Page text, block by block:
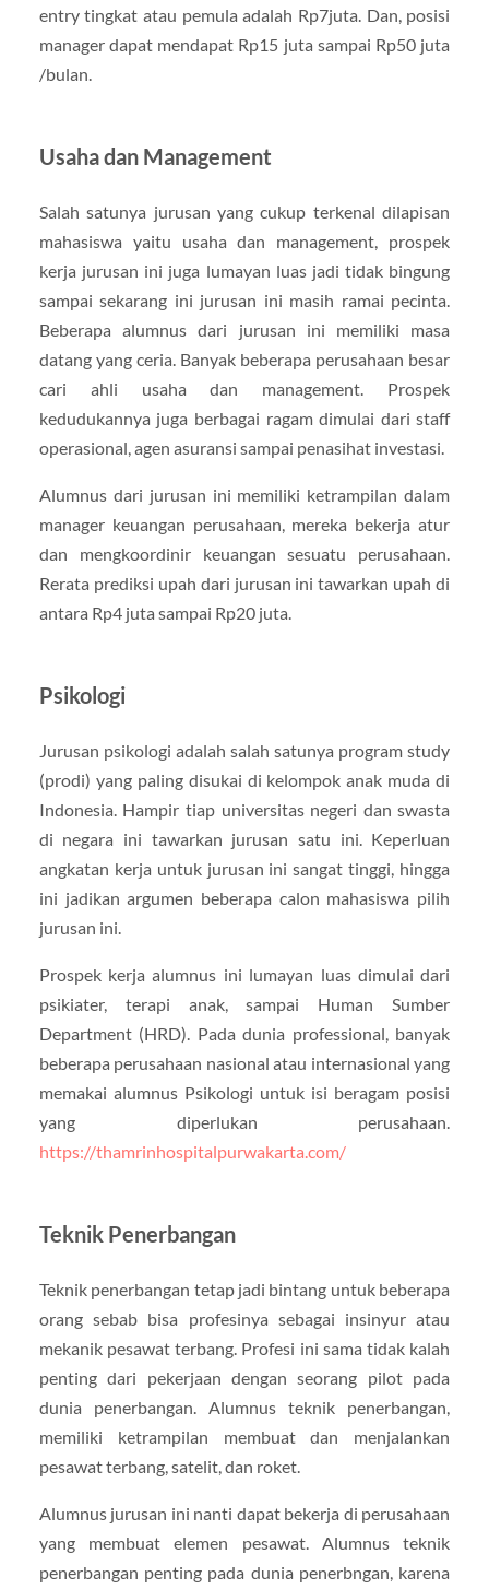
entry tingkat atau pemula adalah Rp7juta. Dan, posisi
manager dapat mendapat Rp15 juta sampai Rp50 juta
/bulan.
Usaha dan Management
Salah satunya jurusan yang cukup terkenal dilapisan
mahasiswa yaitu usaha dan management, prospek
kerja jurusan ini juga lumayan luas jadi tidak bingung
sampai sekarang ini jurusan ini masih ramai pecinta.
Beberapa alumnus dari jurusan ini memiliki masa
datang yang ceria. Banyak beberapa perusahaan besar
cari ahli usaha dan management. Prospek
kedudukannya juga berbagai ragam dimulai dari staff
operasional, agen asuransi sampai penasihat investasi.
Alumnus dari jurusan ini memiliki ketrampilan dalam
manager keuangan perusahaan, mereka bekerja atur
dan mengkoordinir keuangan sesuatu perusahaan.
Rerata prediksi upah dari jurusan ini tawarkan upah di
antara Rp4 juta sampai Rp20 juta.
Psikologi
Jurusan psikologi adalah salah satunya program study
(prodi) yang paling disukai di kelompok anak muda di
Indonesia. Hampir tiap universitas negeri dan swasta
di negara ini tawarkan jurusan satu ini. Keperluan
angkatan kerja untuk jurusan ini sangat tinggi, hingga
ini jadikan argumen beberapa calon mahasiswa pilih
jurusan ini.
Prospek kerja alumnus ini lumayan luas dimulai dari
psikiater, terapi anak, sampai Human Sumber
Department (HRD). Pada dunia professional, banyak
beberapa perusahaan nasional atau internasional yang
memakai alumnus Psikologi untuk isi beragam posisi
yang diperlukan perusahaan.
https://thamrinhospitalpurwakarta.com/
Teknik Penerbangan
Teknik penerbangan tetap jadi bintang untuk beberapa
orang sebab bisa profesinya sebagai insinyur atau
mekanik pesawat terbang. Profesi ini sama tidak kalah
penting dari pekerjaan dengan seorang pilot pada
dunia penerbangan. Alumnus teknik penerbangan,
memiliki ketrampilan membuat dan menjalankan
pesawat terbang, satelit, dan roket.
Alumnus jurusan ini nanti dapat bekerja di perusahaan
yang membuat elemen pesawat. Alumnus teknik
penerbangan penting pada dunia penerbngan, karena